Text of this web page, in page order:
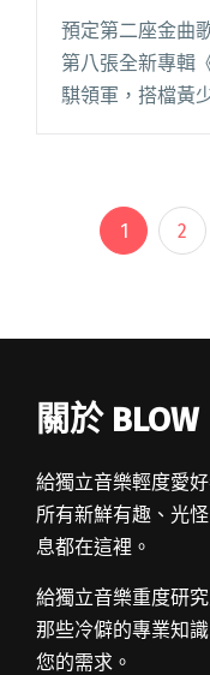
唱
預定第二座金曲
第八張全新專輯
騏領軍，搭檔黃
加上金曲詞人葛
專《珍珠刑》邀
1 2
關於 BLOW
給獨立音樂輕度愛好
所有新鮮有趣、光
息都在這裡。
給獨立音樂重度研究
那些冷僻的專業知
您的需求。